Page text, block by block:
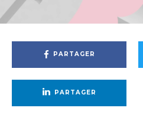
PARTAGER
PARTAGER